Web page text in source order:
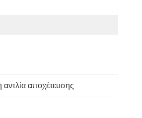
αντλία αποχέτευσης